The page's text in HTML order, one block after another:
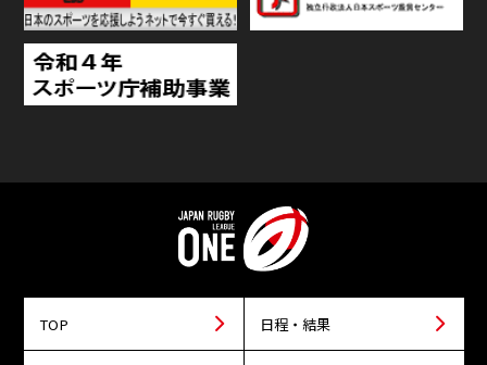
TOP 日程・結果